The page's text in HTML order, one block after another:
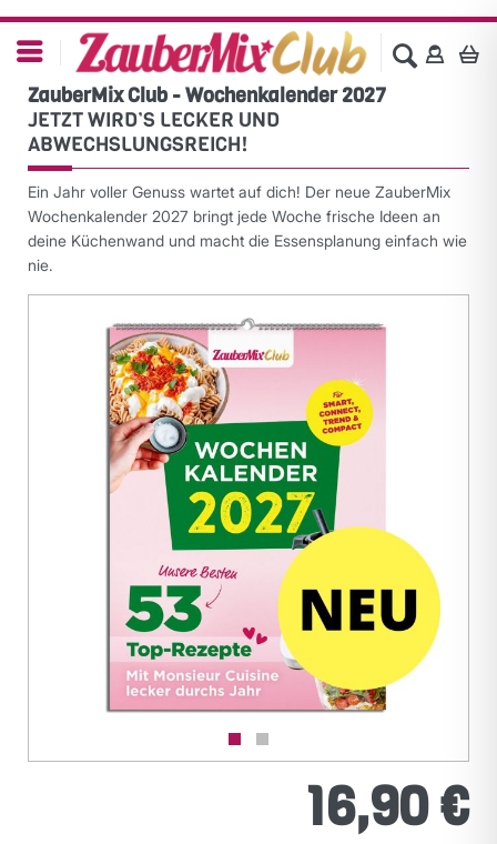
ZauberMix Club - Wochenkalender 2027
JETZT WIRD’S LECKER UND
ABWECHSLUNGSREICH!
Ein Jahr voller Genuss wartet auf dich! Der neue ZauberMix
Wochenkalender 2027 bringt jede Woche frische Ideen an
deine Küchenwand und macht die Essensplanung einfach wie
nie.
16,90 €